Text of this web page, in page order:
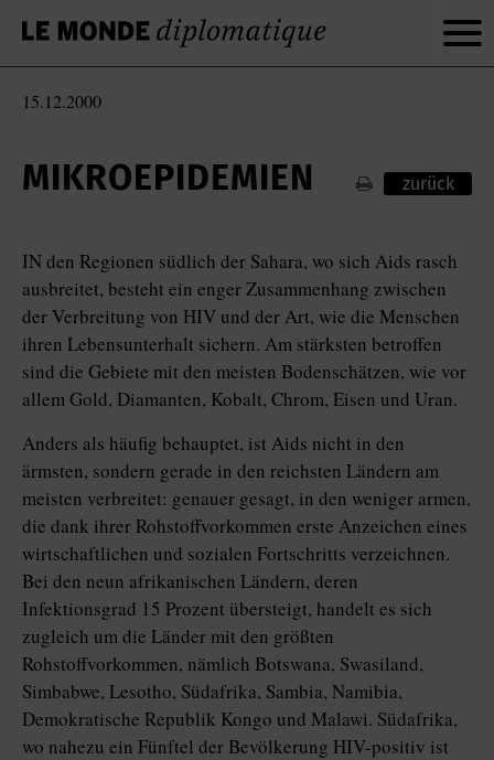
15.12.2000
MIKROEPIDEMIEN zurück
IN den Regionen südlich der Sahara, wo sich Aids rasch
ausbreitet, besteht ein enger Zusammenhang zwischen
der Verbreitung von HIV und der Art, wie die Menschen
ihren Lebensunterhalt sichern. Am stärksten betroffen
sind die Gebiete mit den meisten Bodenschätzen, wie vor
allem Gold, Diamanten, Kobalt, Chrom, Eisen und Uran.
Anders als häufig behauptet, ist Aids nicht in den
ärmsten, sondern gerade in den reichsten Ländern am
meisten verbreitet: genauer gesagt, in den weniger armen,
die dank ihrer Rohstoffvorkommen erste Anzeichen eines
wirtschaftlichen und sozialen Fortschritts verzeichnen.
Bei den neun afrikanischen Ländern, deren
Infektionsgrad 15 Prozent übersteigt, handelt es sich
zugleich um die Länder mit den größten
Rohstoffvorkommen, nämlich Botswana, Swasiland,
Simbabwe, Lesotho, Südafrika, Sambia, Namibia,
Demokratische Republik Kongo und Malawi. Südafrika,
wo nahezu ein Fünftel der Bevölkerung HIV-positiv ist